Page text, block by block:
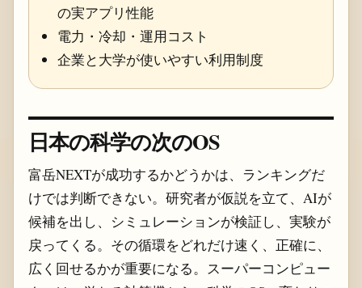
の実アプリ性能
電力・冷却・運用コスト
企業と大学が使いやすい利用制度
日本の科学の次のOS
富岳NEXTが成功するかどうかは、ランキングだ
けでは判断できない。研究者が仮説を立て、AIが
候補を出し、シミュレーションが検証し、実験が
戻ってくる。その循環をどれだけ速く、正確に、
広く回せるかが重要になる。スーパーコンピュー